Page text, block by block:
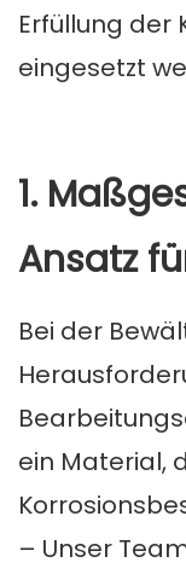
Erfüllung der
eingesetzt
1.
Ansatz
Bei der
ein Material,
– Unser